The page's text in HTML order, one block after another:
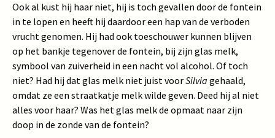
Ook al kust hij haar niet, hij is toch gevallen door de fontein
in te lopen en heeft hij daardoor een hap van de verboden
vrucht genomen. Hij had ook toeschouwer kunnen blijven
op het bankje tegenover de fontein, bij zijn glas melk,
symbool van zuiverheid in een nacht vol alcohol. Of toch
niet? Had hij dat glas melk niet juist voorSilvia gehaald,
omdat ze een straatkatje melk wilde geven. Deed hij al niet
alles voor haar? Was het glas melk de opmaat naar zijn
doop in de zonde van de fontein?